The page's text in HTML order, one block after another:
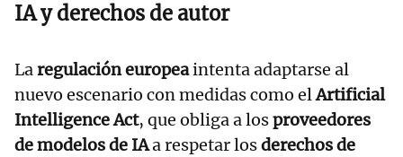
IA y derechos de autor
Laregulación europeaintenta adaptarse al
nuevo escenario con medidas como elArtificial
Intelligence Act, que obliga a losproveedores
de modelos de IAa respetar losderechos de